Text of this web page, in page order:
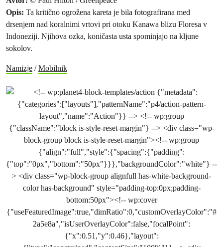
Opis: Ta kritično ogrožena kareta je bila fotografirana med
drsenjem nad koralnimi vrtovi pri otoku Kanawa blizu Floresa v
Indoneziji. Njihova ozka, koničasta usta spominjajo na kljune
sokolov.
Namizje /Mobilnik